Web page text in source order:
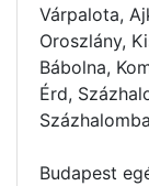
Várpalota,
Oroszlány,
Bábolna,
Érd,
Budapest